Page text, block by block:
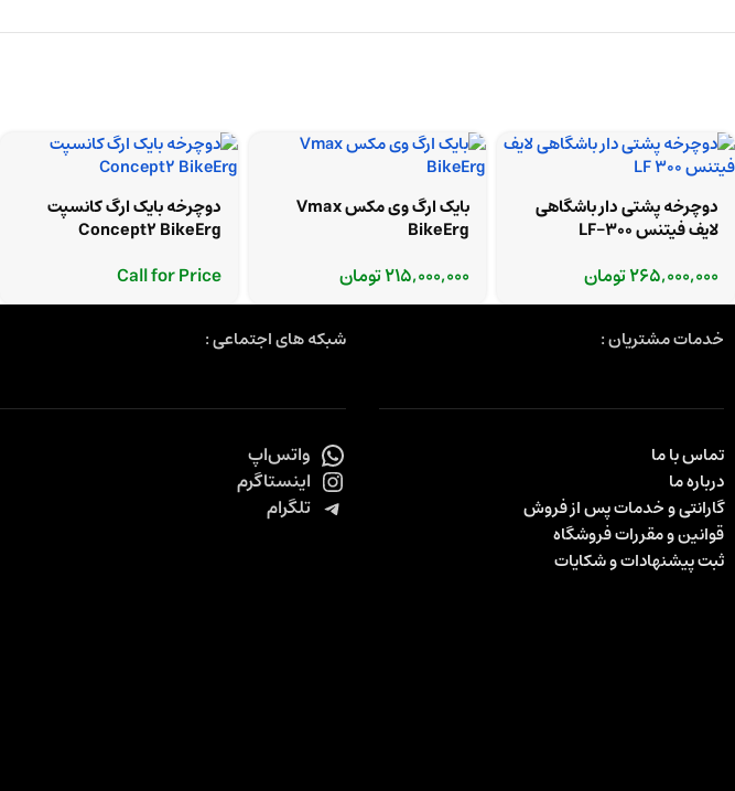
دوچرخه پشتی دار باشگاهی
لایف فیتنس LF-300
265,000,000تومان
بایک ارگ وی مکس Vmax
BikeErg
215,000,000تومان
دوچرخه بایک ارگ کانسپت
Concept2 BikeErg
Call for Price
خدمات مشتریان :
تماس با ما
درباره ما
گارانتی و خدمات پس از فروش
قوانین و مقررات فروشگاه
ثبت پیشنهادات و شکایات
شبکه های اجتماعی :
واتس‌اپ
اینستاگرم
تلگرام